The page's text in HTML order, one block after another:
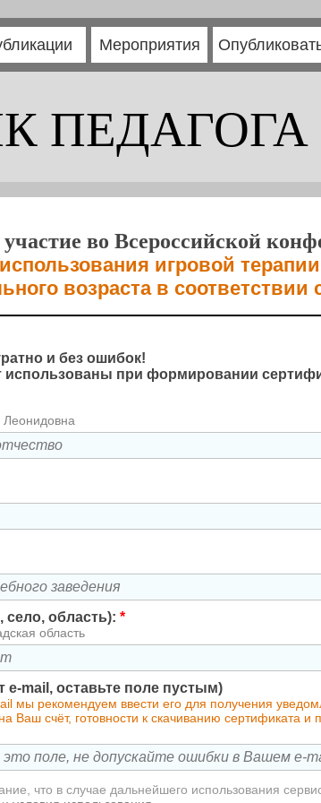
Мероприятия
ПЕДАГОГА
во Всероссийской
игровой
возраста в
и без ошибок!
при формировании
село, область): *
область
e-mail, оставьте поле пустым)
мы рекомендуем ввести его для получения
Ваш счёт, готовности к скачиванию сертификата и
что в случае дальнейшего использования